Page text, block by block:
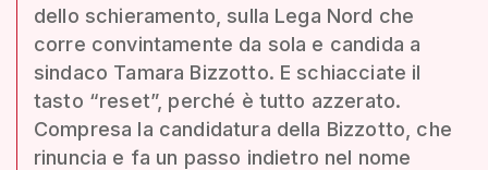
dello schieramento, sulla Lega Nord che
corre convintamente da sola e candida a
sindaco Tamara Bizzotto. E schiacciate il
tasto “reset”, perché è tutto azzerato.
Compresa la candidatura della Bizzotto, che
rinuncia e fa un passo indietro nel nome